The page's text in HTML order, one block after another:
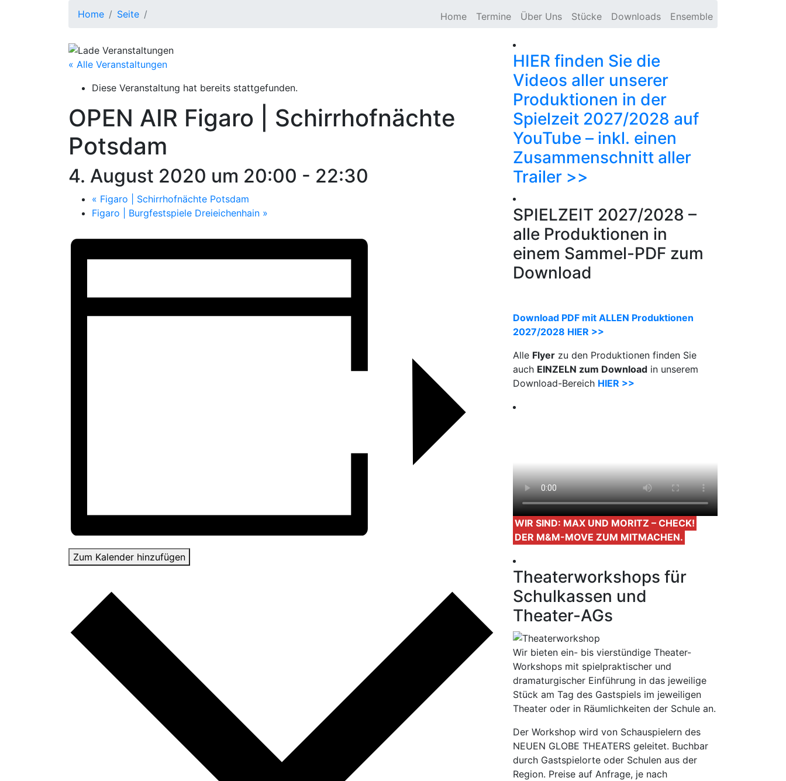
Home Termine Über Uns Stücke Downloads Ensemble
Home Seite
« Alle Veranstaltungen
Diese Veranstaltung hat bereits stattgefunden.
OPEN AIR Figaro | Schirrhofnächte
Potsdam
4. August 2020 um 20:00 - 22:30
« Figaro | Schirrhofnächte Potsdam
Figaro | Burgfestspiele Dreieichenhain »
Zum Kalender hinzufügen
HIER finden Sie die
Videos aller unserer
Produktionen in der
Spielzeit 2027/2028 auf
YouTube – inkl. einen
Zusammenschnitt aller
Trailer >>
SPIELZEIT 2027/2028 –
alle Produktionen in
einem Sammel-PDF zum
Download
Download PDF mit ALLEN Produktionen
2027/2028 HIER >>
Alle Flyer zu den Produktionen finden Sie
auch EINZELN zum Download in unserem
Download-Bereich HIER >>
WIR SIND: MAX UND MORITZ – CHECK!
DER M&M-MOVE ZUM MITMACHEN.
Theaterworkshops für
Schulkassen und
Theater-AGs
Wir bieten ein- bis vierstündige Theater-
Workshops mit spielpraktischer und
dramaturgischer Einführung in das jeweilige
Stück am Tag des Gastspiels im jeweiligen
Theater oder in Räumlichkeiten der Schule an.
Der Workshop wird von Schauspielern des
NEUEN GLOBE THEATERS geleitet. Buchbar
durch Gastspielorte oder Schulen aus der
Region. Preise auf Anfrage, je nach